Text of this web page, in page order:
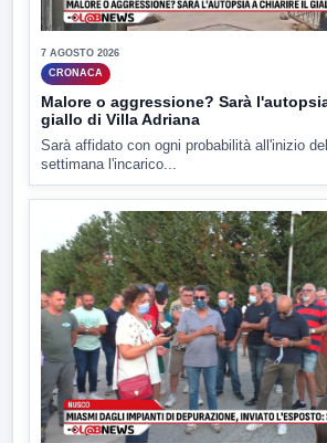
7 AGOSTO 2026
CRONACA
Malore o aggressione? Sarà
giallo di Villa Adriana
Sarà affidato con ogni probabilità all'inizio
settimana l'incarico...